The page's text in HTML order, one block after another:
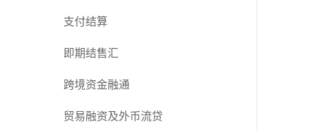
支付结算
即期结售汇
跨境资金融通
贸易融资及外币流贷